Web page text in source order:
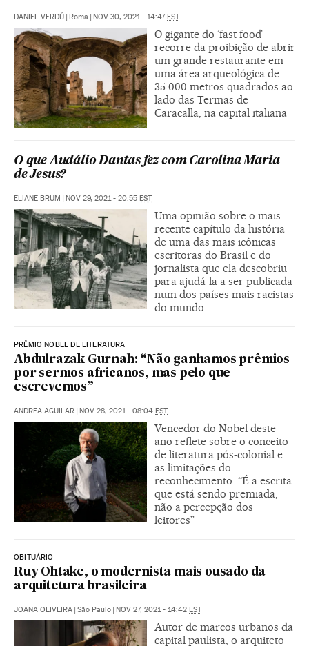
DANIEL VERDÚ | Roma | NOV 30, 2021 - 14:47EST
O gigante do ‘fast food’
recorre da proibição de abrir
um grande restaurante em
uma área arqueológica de
35.000 metros quadrados ao
lado das Termas de
Caracalla, na capital italiana
O que Audálio Dantas fez com Carolina Maria
de Jesus?
ELIANE BRUM | NOV 29, 2021 - 20:55 EST
Uma opinião sobre o mais
recente capítulo da história
de uma das mais icônicas
escritoras do Brasil e do
jornalista que ela descobriu
para ajudá-la a ser publicada
num dos países mais racistas
do mundo
PRÊMIO NOBEL DE LITERATURA
Abdulrazak Gurnah: “Não ganhamos prêmios
por sermos africanos, mas pelo que
escrevemos”
ANDREA AGUILAR | NOV 28, 2021 - 08:04 EST
Vencedor do Nobel deste
ano reflete sobre o conceito
de literatura pós-colonial e
as limitações do
reconhecimento. “É a escrita
que está sendo premiada,
não a percepção dos
leitores”
OBITUÁRIO
Ruy Ohtake, o modernista mais ousado da
arquitetura brasileira
JOANA OLIVEIRA | São Paulo | NOV 27, 2021 - 14:42 EST
Autor de marcos urbanos da
capital paulista, o arquiteto